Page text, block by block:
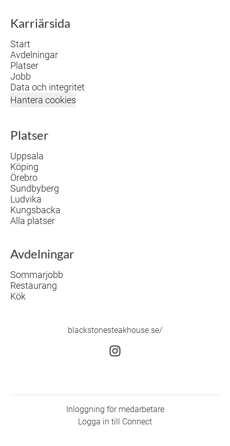
Karriärsida
Start
Avdelningar
Platser
Jobb
Data och integritet
Hantera cookies
Platser
Uppsala
Köping
Örebro
Sundbyberg
Ludvika
Kungsbacka
Alla platser
Avdelningar
Sommarjobb
Restaurang
Kök
blackstonesteakhouse.se/
Inloggning för medarbetare
Logga in till Connect